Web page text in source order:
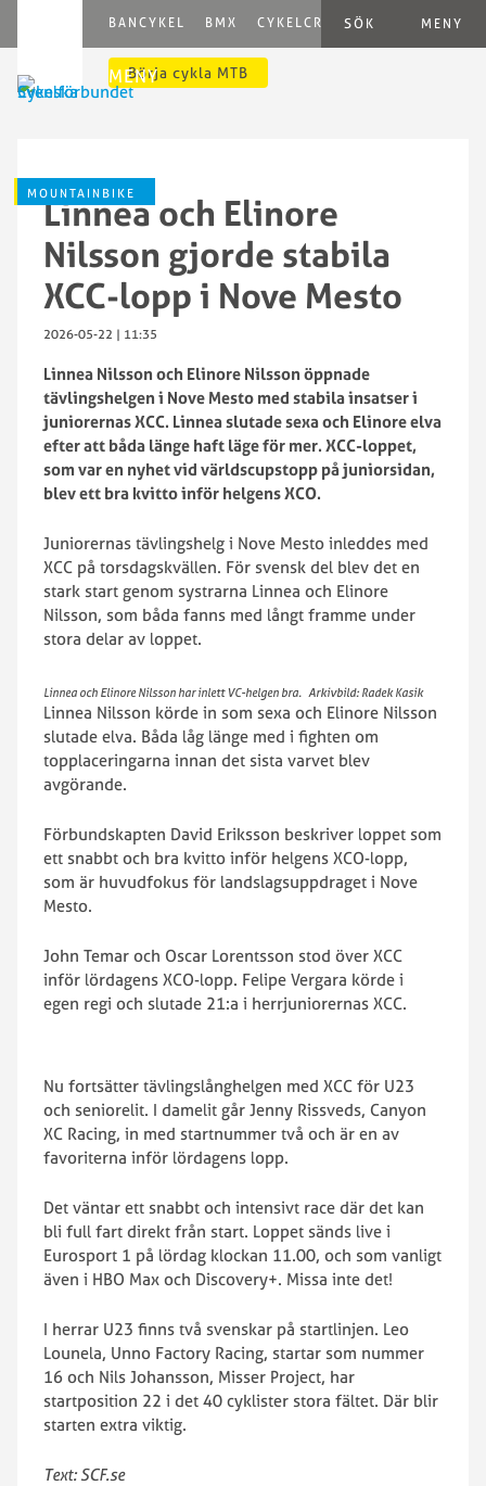
BANCYKEL BMX CYKELCROSS E-CYCLING
SÖK MENY
MENY
Börja cykla MTB
MOUNTAINBIKE
Linnea och Elinore
Nilsson gjorde stabila
XCC-lopp i Nove Mesto
2026-05-22 | 11:35
Linnea Nilsson och Elinore Nilsson öppnade
tävlingshelgen i Nove Mesto med stabila insatser i
juniorernas XCC. Linnea slutade sexa och Elinore elva
efter att båda länge haft läge för mer. XCC-loppet,
som var en nyhet vid världscupstopp på juniorsidan,
blev ett bra kvitto inför helgens XCO.
Juniorernas tävlingshelg i Nove Mesto inleddes med
XCC på torsdagskvällen. För svensk del blev det en
stark start genom systrarna Linnea och Elinore
Nilsson, som båda fanns med långt framme under
stora delar av loppet.
Linnea och Elinore Nilsson har inlett VC-helgen bra. Arkivbild: Radek Kasik
Linnea Nilsson körde in som sexa och Elinore Nilsson
slutade elva. Båda låg länge med i fighten om
topplaceringarna innan det sista varvet blev
avgörande.
Förbundskapten David Eriksson beskriver loppet som
ett snabbt och bra kvitto inför helgens XCO-lopp,
som är huvudfokus för landslagsuppdraget i Nove
Mesto.
John Temar och Oscar Lorentsson stod över XCC
inför lördagens XCO-lopp. Felipe Vergara körde i
egen regi och slutade 21:a i herrjuniorernas XCC.
Nu fortsätter tävlingslånghelgen med XCC för U23
och seniorelit. I damelit går Jenny Rissveds, Canyon
XC Racing, in med startnummer två och är en av
favoriterna inför lördagens lopp.
Det väntar ett snabbt och intensivt race där det kan
bli full fart direkt från start. Loppet sänds live i
Eurosport 1 på lördag klockan 11.00, och som vanligt
även i HBO Max och Discovery+. Missa inte det!
I herrar U23 finns två svenskar på startlinjen. Leo
Lounela, Unno Factory Racing, startar som nummer
16 och Nils Johansson, Misser Project, har
startposition 22 i det 40 cyklister stora fältet. Där blir
starten extra viktig.
Text: SCF.se